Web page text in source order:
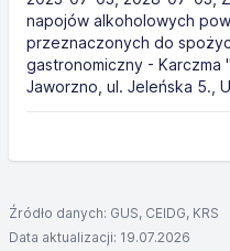
napojów alkoholowych
przeznaczonych do
gastronomiczny - Karczma
Jaworzno, ul. Jeleńska 5.,
Źródło danych: GUS, CEIDG, KRS
Data aktualizacji: 19.07.2026